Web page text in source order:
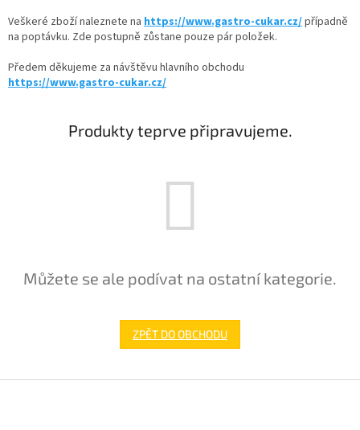
Veškeré zboží naleznete na https://www.gastro-cukar.cz/případně
na poptávku. Zde postupně zůstane pouze pár položek.
Předem děkujeme za návštěvu hlavního obchodu
https://www.gastro-cukar.cz/
Produkty teprve připravujeme.
Můžete se ale podívat na ostatní kategorie.
ZPĚT DO OBCHODU